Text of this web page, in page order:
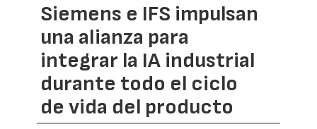
Siemens e IFS impulsan
una alianza para
integrar la IA industrial
durante todo el ciclo
de vida del producto